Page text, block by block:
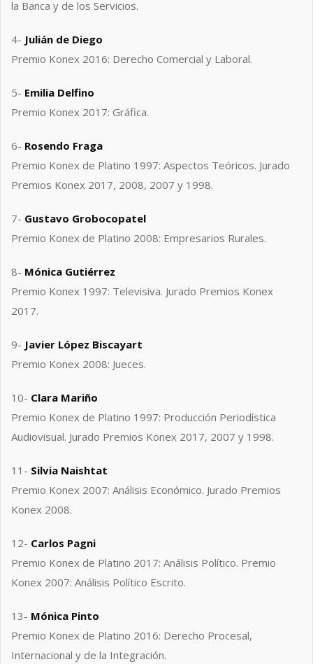
la Banca y de los Servicios.
4- Julián de Diego
Premio Konex 2016: Derecho Comercial y Laboral.
5- Emilia Delfino
Premio Konex 2017: Gráfica.
6- Rosendo Fraga
Premio Konex de Platino 1997: Aspectos Teóricos. Jurado
Premios Konex 2017, 2008, 2007 y 1998.
7- Gustavo Grobocopatel
Premio Konex de Platino 2008: Empresarios Rurales.
8- Mónica Gutiérrez
Premio Konex 1997: Televisiva. Jurado Premios Konex
2017.
9- Javier López Biscayart
Premio Konex 2008: Jueces.
10- Clara Mariño
Premio Konex de Platino 1997: Producción Periodística
Audiovisual. Jurado Premios Konex 2017, 2007 y 1998.
11- Silvia Naishtat
Premio Konex 2007: Análisis Económico. Jurado Premios
Konex 2008.
12- Carlos Pagni
Premio Konex de Platino 2017: Análisis Político. Premio
Konex 2007: Análisis Político Escrito.
13- Mónica Pinto
Premio Konex de Platino 2016: Derecho Procesal,
Internacional y de la Integración.